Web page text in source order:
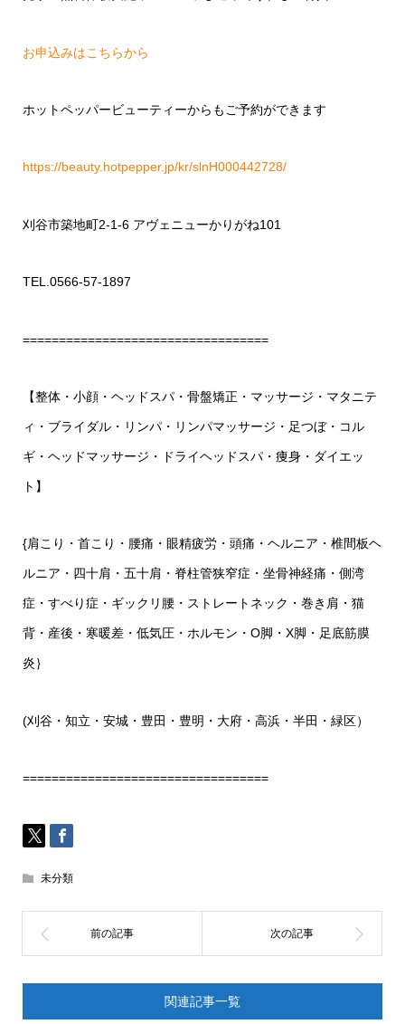
お申込みはこちらから
ホットペッパービューティーからもご予約ができます
https://beauty.hotpepper.jp/kr/slnH000442728/
刈谷市築地町2-1-6 アヴェニューかりがね101
TEL.0566-57-1897
==================================
【整体・小顔・ヘッドスパ・骨盤矯正・マッサージ・マタニテ
ィ・ブライダル・リンパ・リンパマッサージ・足つぼ・コル
ギ・ヘッドマッサージ・ドライヘッドスパ・痩身・ダイエッ
ト】
{肩こり・首こり・腰痛・眼精疲労・頭痛・ヘルニア・椎間板ヘ
ルニア・四十肩・五十肩・脊柱管狭窄症・坐骨神経痛・側湾
症・すべり症・ギックリ腰・ストレートネック・巻き肩・猫
背・産後・寒暖差・低気圧・ホルモン・ O脚・ X脚・足底筋膜
炎｝
(刈谷・知立・安城・豊田・豊明・大府・高浜・半田・緑区）
==================================
未分類
関連記事一覧